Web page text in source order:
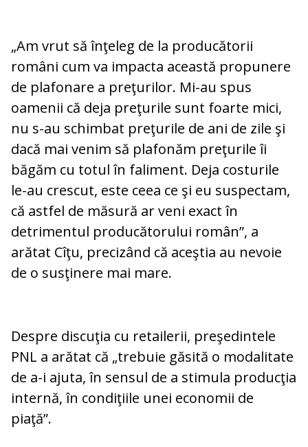
„Am vrut să înţeleg de la producătorii
români cum va impacta această propunere
de plafonare a preţurilor. Mi-au spus
oamenii că deja preţurile sunt foarte mici,
nu s-au schimbat preţurile de ani de zile şi
dacă mai venim să plafonăm preţurile îi
băgăm cu totul în faliment. Deja costurile
le-au crescut, este ceea ce şi eu suspectam,
că astfel de măsură ar veni exact în
detrimentul producătorului român”, a
arătat Cîţu, precizând că aceştia au nevoie
de o susţinere mai mare.
Despre discuţia cu retailerii, preşedintele
PNL a arătat că „trebuie găsită o modalitate
de a-i ajuta, în sensul de a stimula producţia
internă, în condiţiile unei economii de
piaţă”.